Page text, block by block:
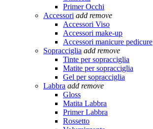
Primer Occhi
Accessori add remove
Accessori Viso
Accessori make-up
Accessori manicure pedicure
Sopracciglia add remove
Tinte per sopracciglia
Matite per sopracciglia
Gel per sopracciglia
Labbra add remove
Gloss
Matita Labbra
Primer Labbra
Rossetto